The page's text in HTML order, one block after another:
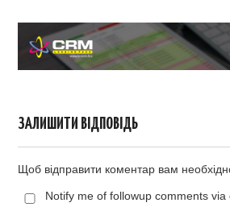
ЗАЛИШИТИ ВІДПОВІДЬ
Щоб відправити коментар вам
Notify me of followup comments